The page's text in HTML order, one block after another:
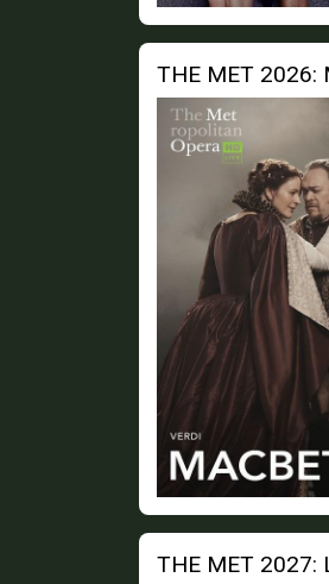
THE MET 2026:
THE MET 2027: